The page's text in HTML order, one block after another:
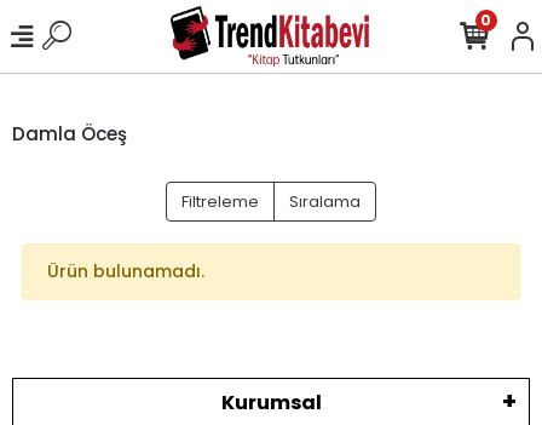
0
Damla Öceş
Filtreleme Sıralama
Ürün bulunamadı.
Kurumsal